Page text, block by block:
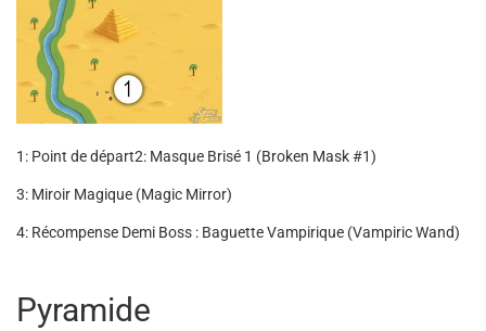
1: Point de départ2: Masque Brisé 1 (Broken Mask #1)
3: Miroir Magique (Magic Mirror)
4: Récompense Demi Boss : Baguette Vampirique (Vampiric Wand)
Pyramide